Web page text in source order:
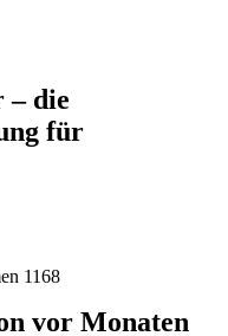
– die
für
1168
vor Monaten